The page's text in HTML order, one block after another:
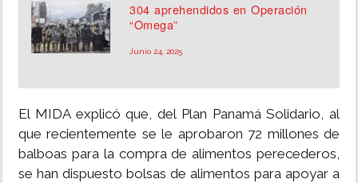
304 aprehendidos en Operación
“Omega”
Junio 24, 2025
El MIDA explicó que, del Plan Panamá Solidario, al
que recientemente se le aprobaron 72 millones de
balboas para la compra de alimentos perecederos,
se han dispuesto bolsas de alimentos para apoyar a